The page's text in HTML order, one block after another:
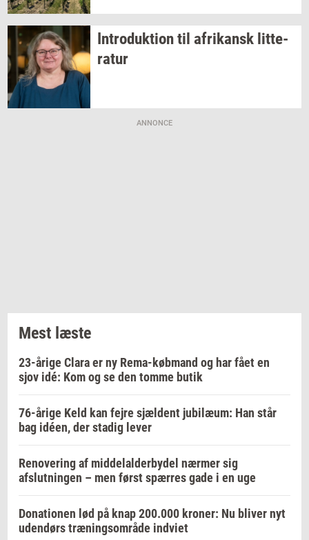
In­tro­duk­tiontil afri­kansk lit­te­
ra­tur
ANNONCE
Mest læste
23-årige Clara er ny Rema-købmand og har fået en
sjov idé: Kom og se den tomme butik
76-årige Keld kan fejre sjældent jubilæum: Han står
bag idéen, der stadig lever
Renovering af middelalderbydel nærmer sig
afslutningen – men først spærres gade i en uge
Donationen lød på knap 200.000 kroner: Nu bliver nyt
udendørs træningsområde indviet